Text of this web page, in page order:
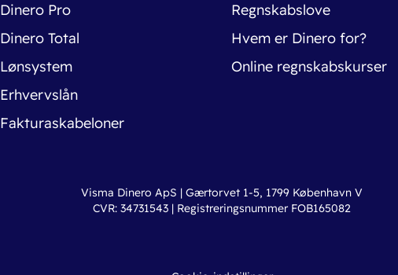
Dinero Pro
Dinero Total
Lønsystem
Erhvervslån
Fakturaskabeloner
Regnskabslove
Hvem er Dinero for?
Online regnskabskurser
Visma Dinero ApS | Gærtorvet 1-5, 1799 København V
CVR: 34731543 | Registreringsnummer FOB165082